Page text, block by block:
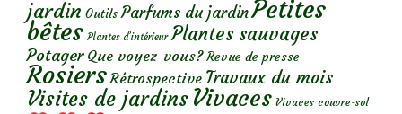
jardin Outils Parfums du jardinPetites
bêtes Plantes d’intérieur Plantes sauvages
Potager Que voyez-vous? Revue de presse
Rosiers Rétrospective Travaux du mois
Visites de jardins Vivaces Vivaces couvre-sol